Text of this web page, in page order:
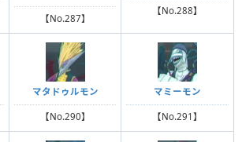
【No.287】
【No.288】
マタドゥルモン
【No.290】
マミーモン
【No.291】